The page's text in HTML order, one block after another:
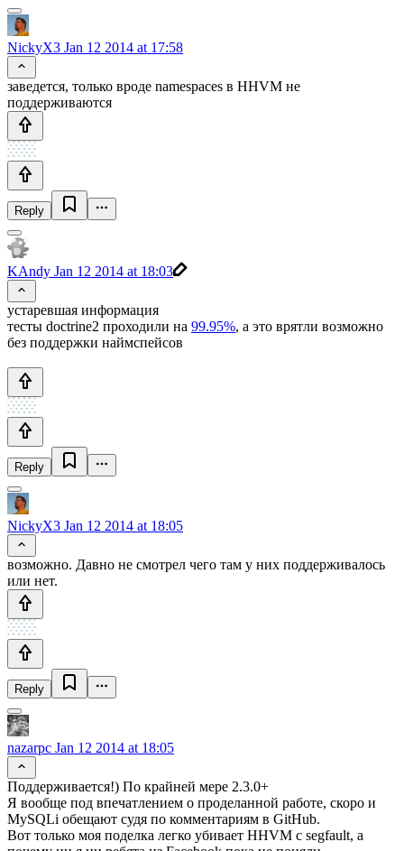
NickyX3 Jan 12 2014 at 17:58
заведется, только вроде namespaces в HHVM не
поддерживаются
Reply
KAndy Jan 12 2014 at 18:03
устаревшая информация
тесты doctrine2 проходили на 99.95%, а это врятли возможно
без поддержки наймспейсов
Reply
NickyX3 Jan 12 2014 at 18:05
возможно. Давно не смотрел чего там у них поддерживалось
или нет.
Reply
nazarpc Jan 12 2014 at 18:05
Поддерживается!) По крайней мере 2.3.0+
Я вообще под впечатлением о проделанной работе, скоро и
MySQLi обещают судя по комментариям в GitHub.
Вот только моя поделка легко убивает HHVM с segfault, а